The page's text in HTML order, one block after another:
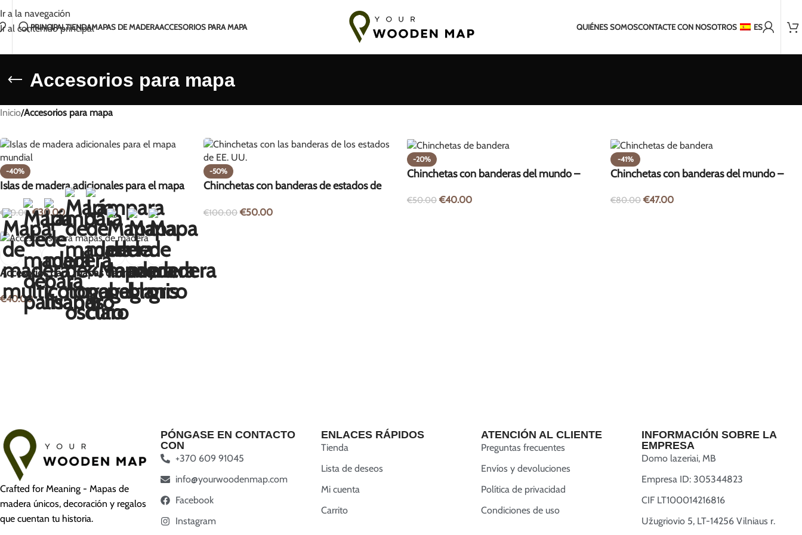
Ir a la navegación
Ir al contenido principal
Hecho a mano con amor en Lituania Envío en 2-5 días a los Países Bálticos
PRINCIPALTIENDAMAPAS DE MADERAACCESORIOS PARA MAPA QUIÉNES SOMOSCONTACTE CON NOSOTROS ES
Accesorios para mapa
Inicio/Accesorios para mapa
-40%
Islas de madera adicionales para el mapa
mundial
€50.00 €30.00
-50%
Chinchetas con banderas de estados de
€100.00 €50.00
-20%
Chinchetas con banderas del mundo –
€50.00 €40.00
-41%
Chinchetas con banderas del mundo –
€80.00 €47.00
Accesorios para mapas de madera
€40.00
Crafted for Meaning - Mapas de
madera únicos, decoración y regalos
que cuentan tu historia.
PÓNGASE EN CONTACTO
CON
+370 609 91045
info@yourwoodenmap.com
Facebook
Instagram
ENLACES RÁPIDOS
Tienda
Lista de deseos
Mi cuenta
Carrito
ATENCIÓN AL CLIENTE
Preguntas frecuentes
Envíos y devoluciones
Política de privacidad
Condiciones de uso
INFORMACIÓN SOBRE LA
EMPRESA
Domo lazeriai, MB
Empresa ID: 305344823
CIF LT100014216816
Užugriovio 5, LT-14256 Vilniaus r.